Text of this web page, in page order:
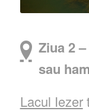
Ziua 2
sau
Lacul Iezer